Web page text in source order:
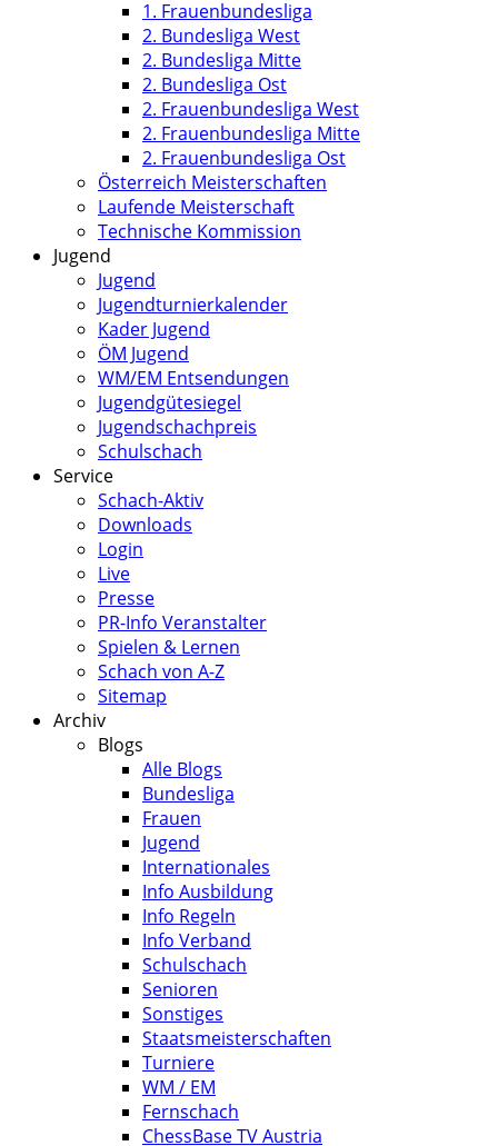
1. Frauenbundesliga
2. Bundesliga West
2. Bundesliga Mitte
2. Bundesliga Ost
2. Frauenbundesliga West
2. Frauenbundesliga Mitte
2. Frauenbundesliga Ost
Österreich Meisterschaften
Laufende Meisterschaft
Technische Kommission
Jugend
Jugend
Jugendturnierkalender
Kader Jugend
ÖM Jugend
WM/EM Entsendungen
Jugendgütesiegel
Jugendschachpreis
Schulschach
Service
Schach-Aktiv
Downloads
Login
Live
Presse
PR-Info Veranstalter
Spielen & Lernen
Schach von A-Z
Sitemap
Archiv
Blogs
Alle Blogs
Bundesliga
Frauen
Jugend
Internationales
Info Ausbildung
Info Regeln
Info Verband
Schulschach
Senioren
Sonstiges
Staatsmeisterschaften
Turniere
WM / EM
Fernschach
ChessBase TV Austria